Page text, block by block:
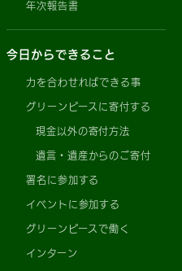
年次報告書
今日からできること
力を合わせればできる事
グリーンピースに寄付する
現金以外の寄付方法
遺言・遺産からのご寄付
署名に参加する
イベントに参加する
グリーンピースで働く
インターン